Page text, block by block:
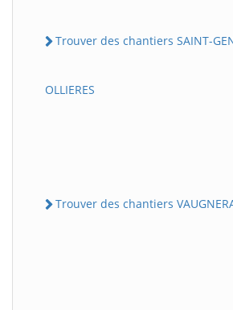
Trouver des chantiers SAINT-
OLLIERES
Trouver des chantiers